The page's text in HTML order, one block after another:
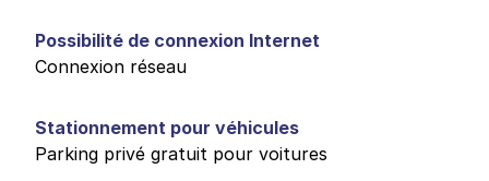
Possibilité de connexion Internet
Connexion réseau
Stationnement pour véhicules
Parking privé gratuit pour voitures